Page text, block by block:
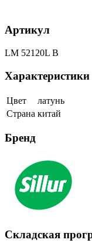
Артикул
LM 52120L B
Характеристики
Цвет
латунь
Страна китай
Бренд
Складская